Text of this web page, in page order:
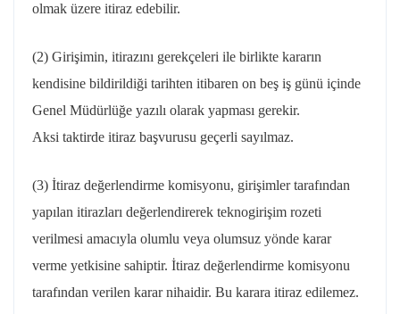
olmak üzere itiraz edebilir.
(2) Girişimin, itirazını gerekçeleri ile birlikte kararın
kendisine bildirildiği tarihten itibaren on beş iş günü içinde
Genel Müdürlüğe yazılı olarak yapması gerekir.
Aksi taktirde itiraz başvurusu geçerli sayılmaz.
(3) İtiraz değerlendirme komisyonu, girişimler tarafından
yapılan itirazları değerlendirerek teknogirişim rozeti
verilmesi amacıyla olumlu veya olumsuz yönde karar
verme yetkisine sahiptir. İtiraz değerlendirme komisyonu
tarafından verilen karar nihaidir. Bu karara itiraz edilemez.